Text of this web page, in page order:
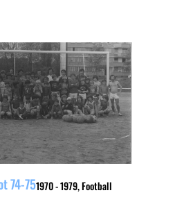
1970 - 1979,Football
74-75